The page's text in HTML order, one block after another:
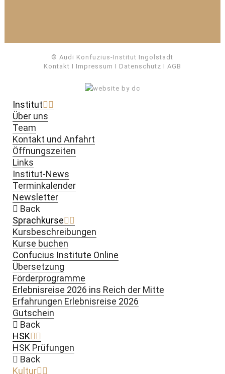
© Audi Konfuzius-Institut Ingolstadt
Kontakt I Impressum I Datenschutz I AGB
Institut
Über uns
Team
Kontakt und Anfahrt
Öffnungszeiten
Links
Institut-News
Terminkalender
Newsletter
Back
Sprachkurse
Kursbeschreibungen
Kurse buchen
Confucius Institute Online
Übersetzung
Förderprogramme
Erlebnisreise 2026 ins Reich der Mitte
Erfahrungen Erlebnisreise 2026
Gutschein
Back
HSK
HSK Prüfungen
Back
Kultur